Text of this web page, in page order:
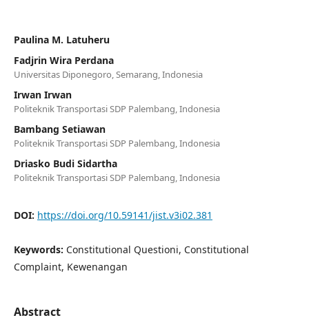
Paulina M. Latuheru
Fadjrin Wira Perdana
Universitas Diponegoro, Semarang, Indonesia
Irwan Irwan
Politeknik Transportasi SDP Palembang, Indonesia
Bambang Setiawan
Politeknik Transportasi SDP Palembang, Indonesia
Driasko Budi Sidartha
Politeknik Transportasi SDP Palembang, Indonesia
DOI: https://doi.org/10.59141/jist.v3i02.381
Keywords: Constitutional Questioni, Constitutional
Complaint, Kewenangan
Abstract